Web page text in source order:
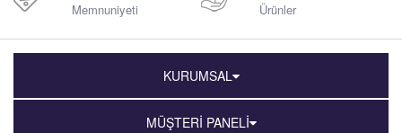
Memnuniyeti
Ürünler
KURUMSAL
MÜŞTERİ PANELİ